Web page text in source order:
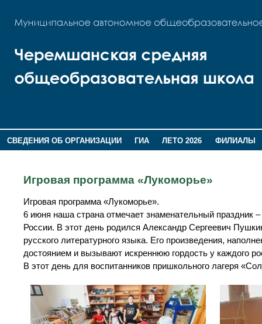
СВЕДЕНИЯ ОБ ОРГАНИЗАЦИИ ГИА ЛЕТО 2026
ФИЛИАЛЫ
Игровая программа «Лукоморье»
Игровая программа «Лукоморье».
6 июня наша страна отмечает знаменательный праздник
России. В этот день родился Александр Сергеевич
русского литературного языка. Его произведения,
достоянием и вызывают искреннюю гордость у каждого
В этот день для воспитанников пришкольного лагеря